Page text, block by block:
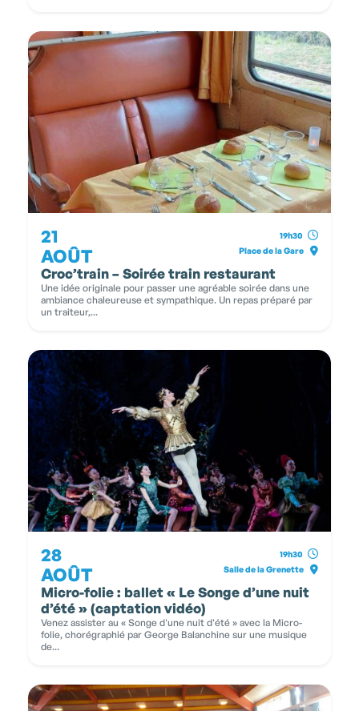
21
AOÛT
19h30
Place de la Gare
Croc’train – Soirée train restaurant
Une idée originale pour passer une agréable soirée dans une
ambiance chaleureuse et sympathique. Un repas préparé par
un traiteur,...
28
AOÛT
19h30
Salle de la Grenette
Micro-folie : ballet « Le Songe d’une nuit
d’été » (captation vidéo)
Venez assister au « Songe d'une nuit d'été » avec la Micro-
folie, chorégraphié par George Balanchine sur une musique
de...